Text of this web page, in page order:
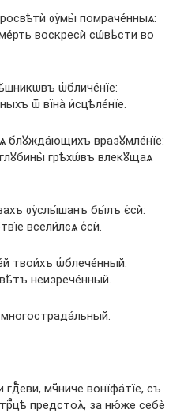
ᲂу҆мы̀ помраче́нныѧ:
воскресѝ сѡ́вѣсти во
ѡ҆бличе́нїе:
ѿ вїна̀ и҆сцѣле́нїе.
блꙋжда́ющихъ вразꙋмле́нїе:
грѣхѡ́въ влекꙋ́щаѧ
ᲂу҆слы́шанъ бы́лъ є҆сѝ:
всели́лсѧ є҆сѝ.
твои́хъ ѡ҆блече́нный:
неизрече́нный.
мч҃ниче вонїфа́тїе, съ
предстоѧ̀, за ню́же себѐ